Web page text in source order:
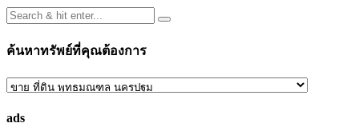
ค้นหาทรัพย์ที่คุณต้องการ
ค้นหา
ที่
ads